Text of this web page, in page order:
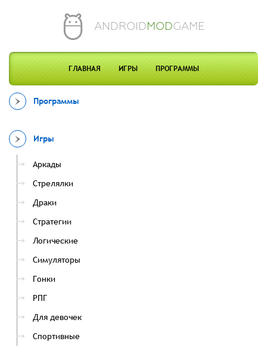
ANDROIDMODGAME
ГЛАВНАЯ ИГРЫ ПРОГРАММЫ
Программы
Игры
Аркады
Стрелялки
Драки
Стратегии
Логические
Симуляторы
Гонки
РПГ
Для девочек
Спортивные